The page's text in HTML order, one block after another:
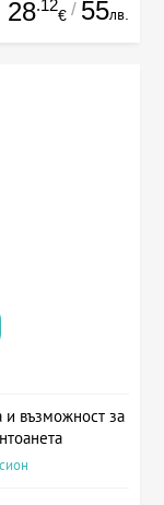
28.12
€ / 55лв.
и възможност за